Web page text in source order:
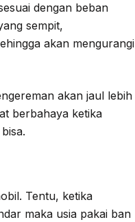
dengan beban
sempit,
akan mengurangi
akan jaul lebih
berbahaya ketika
Tentu, ketika
maka usia pakai ban